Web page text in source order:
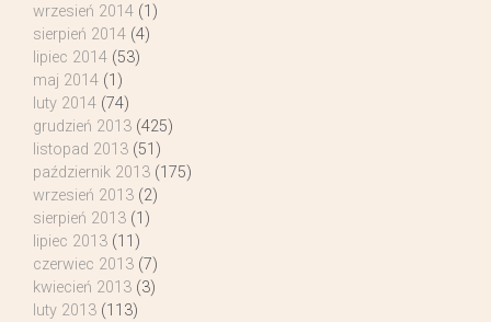
wrzesień 2014 (1)
sierpień 2014 (4)
lipiec 2014 (53)
maj 2014 (1)
luty 2014 (74)
grudzień 2013 (425)
listopad 2013 (51)
październik 2013 (175)
wrzesień 2013 (2)
sierpień 2013 (1)
lipiec 2013 (11)
czerwiec 2013 (7)
kwiecień 2013 (3)
luty 2013 (113)